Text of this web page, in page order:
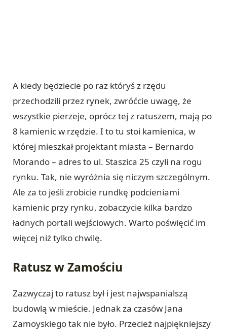
A kiedy będziecie po raz któryś z rzędu
przechodzili przez rynek, zwróćcie uwagę, że
wszystkie pierzeje, oprócz tej z ratuszem, mają po
8 kamienic w rzędzie. I to tu stoi kamienica, w
której mieszkał projektant miasta – Bernardo
Morando – adres to ul. Staszica 25 czyli na rogu
rynku. Tak, nie wyróżnia się niczym szczególnym.
Ale za to jeśli zrobicie rundkę podcieniami
kamienic przy rynku, zobaczycie kilka bardzo
ładnych portali wejściowych. Warto poświęcić im
więcej niż tylko chwilę.
Ratusz w Zamościu
Zazwyczaj to ratusz był i jest najwspanialszą
budowlą w mieście. Jednak za czasów Jana
Zamoyskiego tak nie było. Przecież najpiękniejszy